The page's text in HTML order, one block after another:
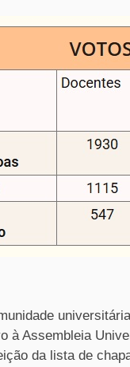
à Assembleia
da lista de